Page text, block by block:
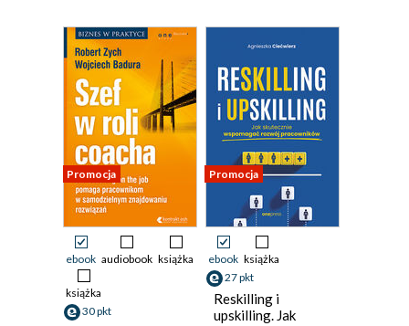
Promocja
ebook audiobook książka
książka
30 pkt
Promocja
ebook książka
27 pkt
Reskilling i
upskilling. Jak